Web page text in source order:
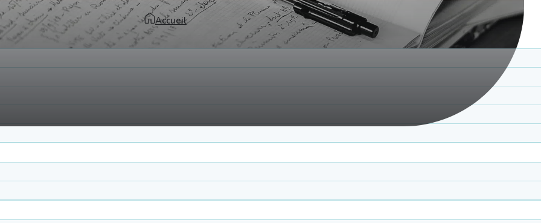
Accueil
de nos formations en inter. Plongez au cœur de notre expertise à travers nos apparitions médiatiques et
Enfin, découvrez l’impact concret de notre accompagnement grâce aux témoignages authentiques de